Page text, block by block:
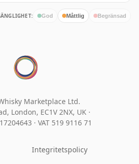
God Måttlig Begränsad
Marketplace Ltd.
London, EC1V 2NX, UK ·
· VAT 519 9116 71
Integritetspolicy